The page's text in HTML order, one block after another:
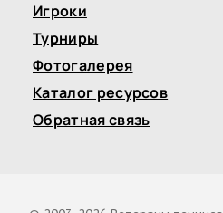
Игроки
Турниры
Фотогалерея
Каталог ресурсов
Обратная связь